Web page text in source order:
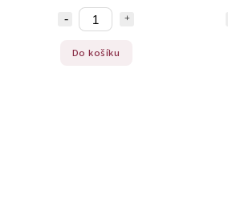
Do košíku